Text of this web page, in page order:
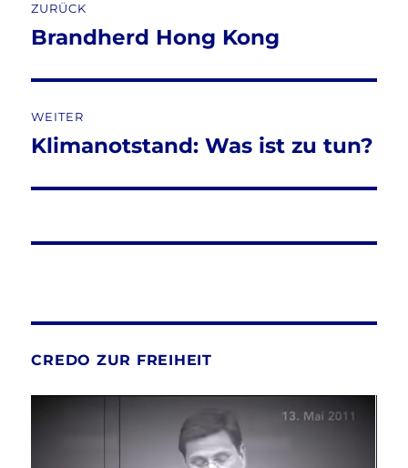
ZURÜCK
Vorheriger
Brandherd Hong Kong
WEITER
Nächster
Klimanotstand: Was ist zu tun?
CREDO ZUR FREIHEIT